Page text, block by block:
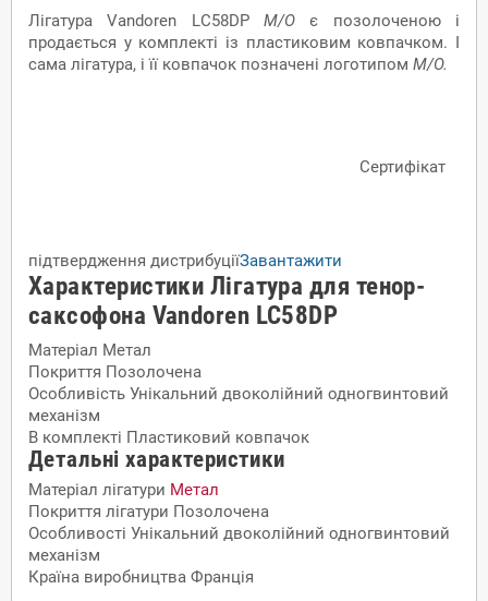
Лігатура Vandoren LC58DP M/O є позолоченою і
продається у комплекті із пластиковим ковпачком. І
сама лігатура, і її ковпачок позначені логотипом M/O.
Сертифікат
підтвердження дистрибуціїЗавантажити
Характеристики Лігатура для тенор-
саксофона Vandoren LC58DP
Матеріал Метал
Покриття Позолочена
Особливість Унікальний двоколійний одногвинтовий
механізм
В комплекті Пластиковий ковпачок
Детальні характеристики
Матеріал лігатури Метал
Покриття лігатури Позолочена
Особливості Унікальний двоколійний одногвинтовий
механізм
Країна виробництва Франція